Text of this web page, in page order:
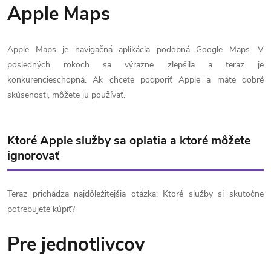
Apple Maps
Apple Maps je navigačná aplikácia podobná Google Maps. V
posledných rokoch sa výrazne zlepšila a teraz je
konkurencieschopná. Ak chcete podporiť Apple a máte dobré
skúsenosti, môžete ju používať.
Ktoré Apple služby sa oplatia a ktoré môžete
ignorovať
Teraz prichádza najdôležitejšia otázka: Ktoré služby si skutočne
potrebujete kúpiť?
Pre jednotlivcov